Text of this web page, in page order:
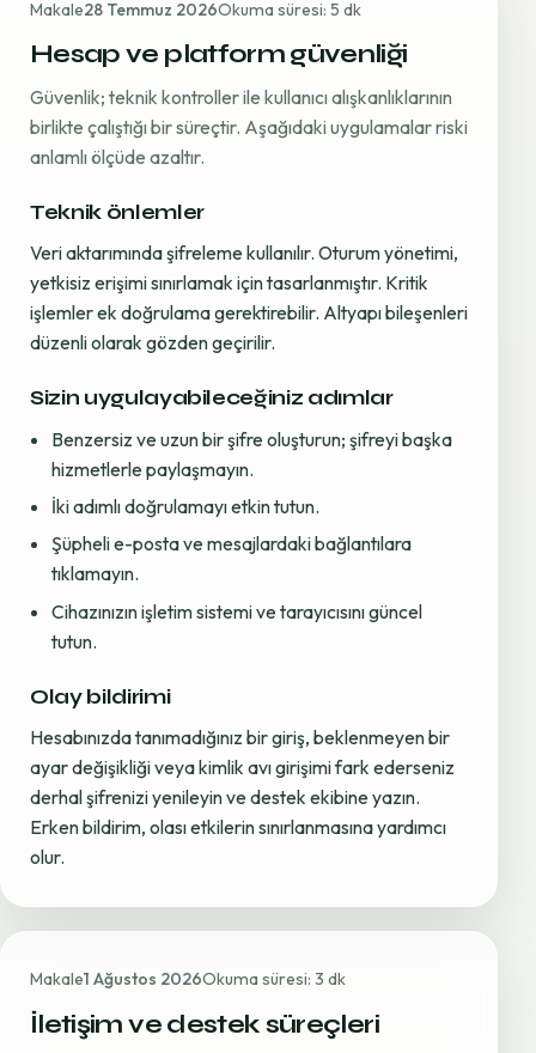
Makale28 Temmuz 2026Okuma süresi: 5 dk
Hesap ve platform güvenliği
Güvenlik; teknik kontroller ile kullanıcı alışkanlıklarının
birlikte çalıştığı bir süreçtir. Aşağıdaki uygulamalar riski
anlamlı ölçüde azaltır.
Teknik önlemler
Veri aktarımında şifreleme kullanılır. Oturum yönetimi,
yetkisiz erişimi sınırlamak için tasarlanmıştır. Kritik
işlemler ek doğrulama gerektirebilir. Altyapı bileşenleri
düzenli olarak gözden geçirilir.
Sizin uygulayabileceğiniz adımlar
Benzersiz ve uzun bir şifre oluşturun; şifreyi başka
hizmetlerle paylaşmayın.
İki adımlı doğrulamayı etkin tutun.
Şüpheli e-posta ve mesajlardaki bağlantılara
tıklamayın.
Cihazınızın işletim sistemi ve tarayıcısını güncel
tutun.
Olay bildirimi
Hesabınızda tanımadığınız bir giriş, beklenmeyen bir
ayar değişikliği veya kimlik avı girişimi fark ederseniz
derhal şifrenizi yenileyin ve destek ekibine yazın.
Erken bildirim, olası etkilerin sınırlanmasına yardımcı
olur.
Makale1 Ağustos 2026Okuma süresi: 3 dk
İletişim ve destek süreçleri